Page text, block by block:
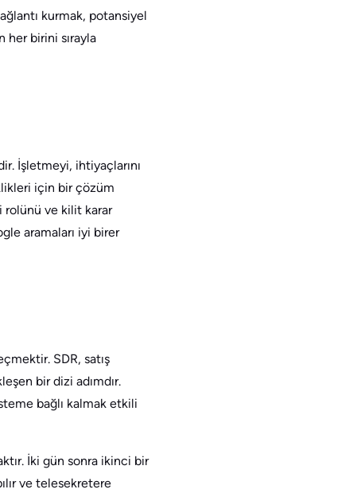
kurmak, potansiyel
her birini sırayla
İşletmeyi, ihtiyaçlarını
için bir çözüm
rolünü ve kilit karar
aramaları iyi birer
SDR, satış
bir dizi adımdır.
bağlı kalmak etkili
İki gün sonra ikinci bir
ve telesekretere